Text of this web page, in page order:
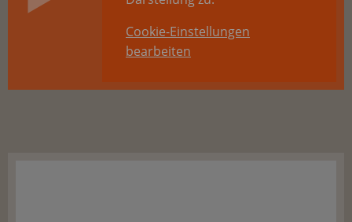
Cookie-Einstellungen
bearbeiten